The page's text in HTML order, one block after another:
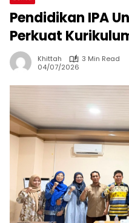
Pendidikan IPA
Perkuat
Khittah
3 Min Read
04/07/2026